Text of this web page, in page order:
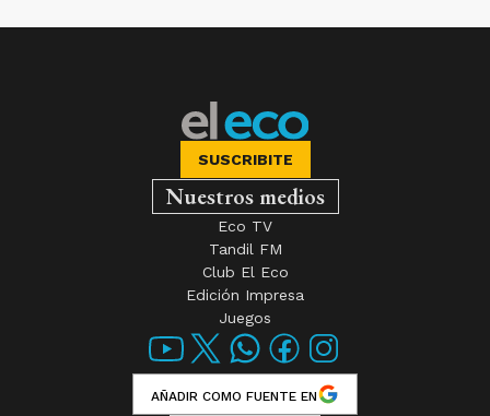
SUSCRIBITE
Nuestros medios
Eco TV
Tandil FM
Club El Eco
Edición Impresa
Juegos
AÑADIR COMO FUENTE EN